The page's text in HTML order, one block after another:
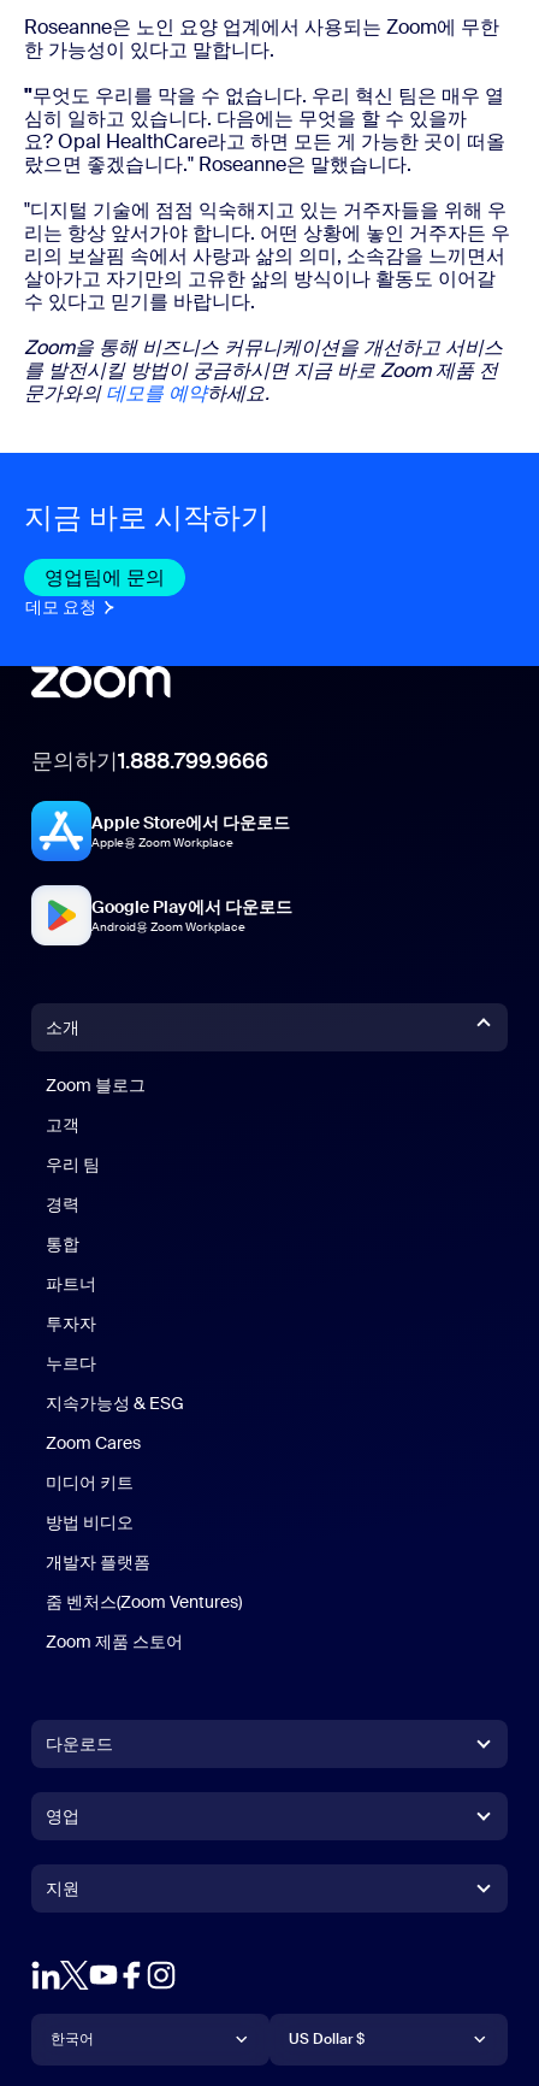
Roseanne은 노인 요양 업계에서 사용되는 Zoom에 무한
한 가능성이 있다고 말합니다.
"무엇도 우리를 막을 수 없습니다. 우리 혁신 팀은 매우 열
심히 일하고 있습니다. 다음에는 무엇을 할 수 있을까
요? Opal HealthCare라고 하면 모든 게 가능한 곳이 떠올
랐으면 좋겠습니다." Roseanne은 말했습니다.
"디지털 기술에 점점 익숙해지고 있는 거주자들을 위해 우
리는 항상 앞서가야 합니다. 어떤 상황에 놓인 거주자든 우
리의 보살핌 속에서 사랑과 삶의 의미, 소속감을 느끼면서
살아가고 자기만의 고유한 삶의 방식이나 활동도 이어갈
수 있다고 믿기를 바랍니다.
Zoom을 통해 비즈니스 커뮤니케이션을 개선하고 서비스
를 발전시킬 방법이 궁금하시면 지금 바로 Zoom 제품 전
문가와의데모를 예약하세요.
지금 바로 시작하기
영업팀에 문의 영업팀에 문의
데모 요청 데모 요청
문의하기1.888.799.9666
Apple Store에서 다운로드
Apple용 Zoom Workplace
Google Play에서 다운로드
Android용 Zoom Workplace
소개
Zoom 블로그
고객
우리 팀
경력
통합
파트너
투자자
누르다
지속가능성 & ESG
Zoom Cares
미디어 키트
방법 비디오
개발자 플랫폼
줌 벤처스(Zoom Ventures)
Zoom 제품 스토어
다운로드
Zoom Rooms 앱Zoom Rooms 앱
Zoom Rooms Controller
Outlook 플러그인
Android 앱
영업
영업팀에 문의
데모 요청하기
웨비나 및 이벤트
Zoom 체험 센터Zoom 체험 센터
지원
지원
계정
학습 센터
언어
한국어
통화
US Dollar $